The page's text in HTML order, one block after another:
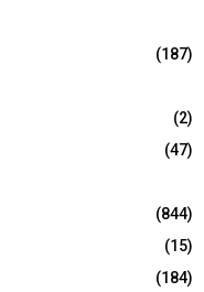
(187)
(2)
(47)
(844)
(15)
(184)